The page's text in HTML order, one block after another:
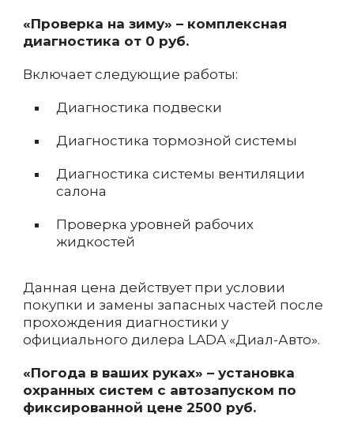
«Проверка на зиму» – комплексная
диагностика от 0 руб.
Включает следующие работы:
Диагностика подвески
Диагностика тормозной системы
Диагностика системы вентиляции
салона
Проверка уровней рабочих
жидкостей
Данная цена действует при условии
покупки и замены запасных частей после
прохождения диагностики у
официального дилера LADA «Диал-Авто».
«Погода в ваших руках» – установка
охранных систем с автозапуском по
фиксированной цене 2500 руб.